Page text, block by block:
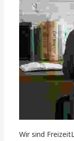
Wir sind